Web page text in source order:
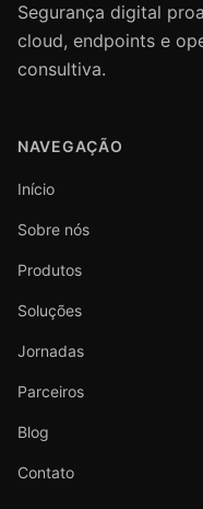
Segurança digital
cloud, endpoints e
consultiva.
NAVEGAÇÃO
Início
Sobre nós
Produtos
Soluções
Jornadas
Parceiros
Blog
Contato